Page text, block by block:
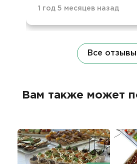
1 год 5 месяцев назад
Все отзывы
Вам также может